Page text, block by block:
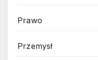
Prawo
Przemysł